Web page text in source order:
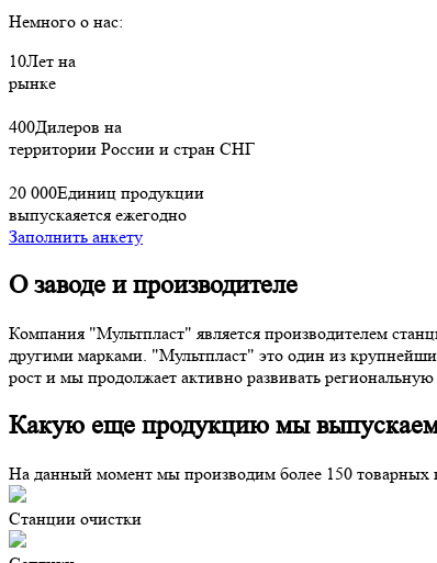
Немного о нас:
10Лет на
рынке
400Дилеров на
территории России и стран СНГ
20 000Единиц продукции
выпускаяется ежегодно
Заполнить анкету
О заводе и производителе
Компания "Мультпласт" является производителем
другими марками. "Мультпласт" это один из
рост и мы продолжает активно развивать
Какую еще продукцию мы
На данный момент мы производим более 150 товарных
Станции очистки